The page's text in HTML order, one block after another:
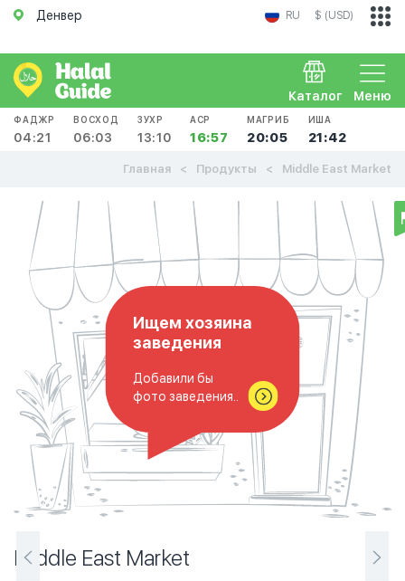
Денвер RU $ (USD)
Меню
Каталог
ФАДЖР
04:21
ВОСХОД
06:03
ЗУХР
13:10
АСР
16:57
МАГРИБ
20:05
ИША
21:42
Главная Продукты Middle East Market
Ищем хозяина
заведения
Добавили бы
фото заведения..
Middle East Market